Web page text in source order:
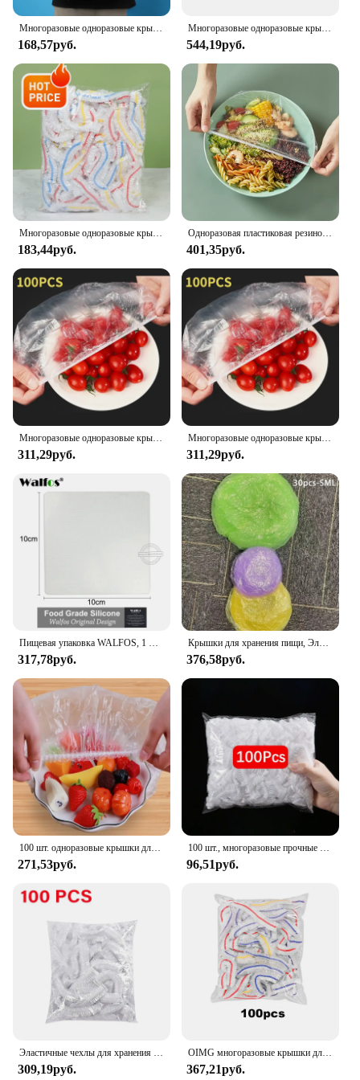
Многоразовые одноразовые крышки для пищевых продуктов, пластиковая упаковка, прочные эластичные крышки для пищевых продуктов для мисок, эластичные крышки для тарелок для кухни, сумка для экономии пищевых продуктов
168,57руб.
Многоразовые одноразовые крышки для пищевых продуктов, пластиковая упаковка, прочные эластичные крышки для пищевых продуктов для мисок, эластичные крышки для тарелок для кухни, сумка для экономии пищевых продуктов
544,19руб.
Многоразовые одноразовые крышки для пищевых продуктов, пластиковая упаковка, прочные эластичные крышки для пищевых продуктов для мисок, эластичные крышки для тарелок для кухни, сумка для экономии пищевых продуктов
183,44руб.
Одноразовая пластиковая резиновая крышка для пищевой пленки для влаги из нейлоновой ткани для пищевых продуктов Многоразовые эластичные силиконовые термоусадочные пакеты с оберточной крышкой
401,35руб.
311,29руб.
Многоразовые одноразовые крышки для пищевых продуктов, пластиковая упаковка, прочные эластичные крышки для пищевых продуктов для мисок, эластичные крышки для тарелок для кухни, сумка для экономии пищевых продуктов (
311,29руб.
317,78руб.
Крышки для хранения пищи, Эластичные крышки для мисок, тарелок, блюд, многоразовые одноразовые крышки для оставшейся еды, пикника, уличные крышки для пищевых продуктов
376,58руб.
271,53руб. 96,51руб.
309,19руб.
OIMG многоразовые крышки для хранения пищевых продуктов, пакеты для чаши, эластичная пластина, силиконовая крышка, крышка для кухни, фрукты, пластиковые, сохраняющие свежесть запайки
367,21руб.